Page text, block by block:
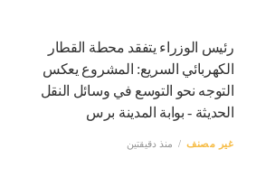
رئيس الوزراء يتفقد محطة القطار
الكهربائي السريع: المشروع يعكس
التوجه نحو التوسع في وسائل النقل
الحديثة - بوابة المدينة برس
غير مصنف منذ دقيقتين